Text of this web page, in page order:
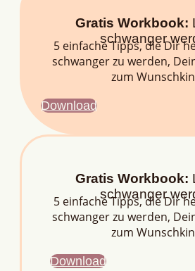
Gratis Workbook:
schwanger
5 einfache Tipps, die Dir
schwanger zu werden,
zum
Download
Gratis Workbook:
schwanger
5 einfache Tipps, die Dir
schwanger zu werden,
zum
Download